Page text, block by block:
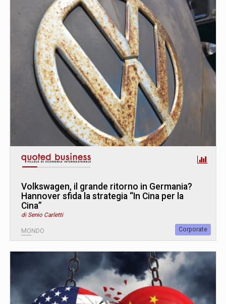
Volkswagen, il grande ritorno in Germania?
Hannover sfida la strategia “In Cina per la
Cina”
di Senio Carletti
MONDO Corporate